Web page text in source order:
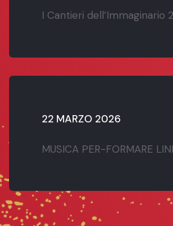
I Cantieri dell’Immaginario
22 MARZO 2026
MUSICA PER-FORMARE